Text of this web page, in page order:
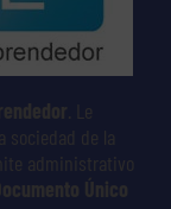
. Le
de la
administrativo
Único